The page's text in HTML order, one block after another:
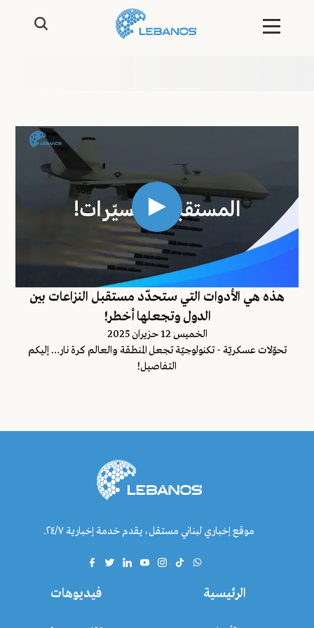
هذه هي الأدوات التي ستحدّد مستقبل النزاعات بين
الدول وتجعلها أخطر!
الخميس 12 حزيران 2025
تحوّلات عسكريّة - تكنولوجيّة تجعل المنطقة والعالم كرة نار… إليكم
التفاصيل!
موقع إخباري لبناني مستقل، يقدم خدمة إخبارية ٢٤/٧.
الرئيسية فيديوهات